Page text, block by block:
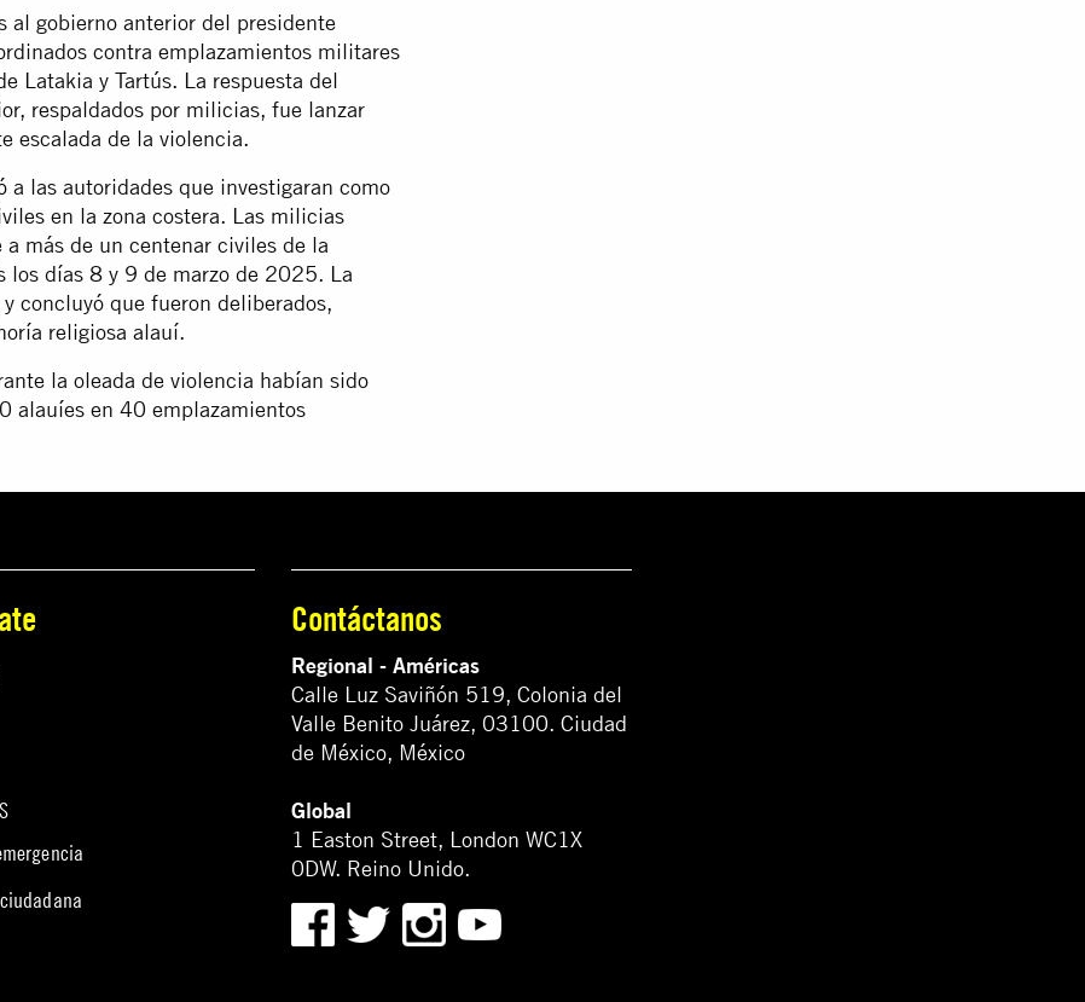
al gobierno anterior del presidente
contra emplazamientos militares
Latakia y Tartús. La respuesta del
respaldados por milicias, fue lanzar
escalada de la violencia.
a las autoridades que investigaran como
en la zona costera. Las milicias
más de un centenar civiles de la
los días 8 y 9 de marzo de 2025. La
concluyó que fueron deliberados,
religiosa alauí.
la oleada de violencia habían sido
alauíes en 40 emplazamientos
Contáctanos
Regional - Américas
Calle Luz Saviñón 519, Colonia del
Valle Benito Juárez, 03100. Ciudad
de México, México
Global
1 Easton Street, London WC1X
0DW. Reino Unido.